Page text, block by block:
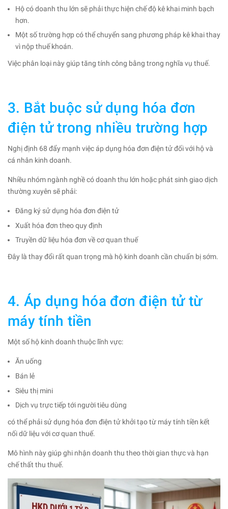
Hộ có doanh thu lớn sẽ phải thực hiện chế độ kê khai minh bạch
hơn.
Một số trường hợp có thể chuyển sang phương pháp kê khai thay
vì nộp thuế khoán.
Việc phân loại này giúp tăng tính công bằng trong nghĩa vụ thuế.
3. Bắt buộc sử dụng hóa đơn
điện tử trong nhiều trường hợp
Nghị định 68 đẩy mạnh việc áp dụng hóa đơn điện tử đối với hộ và
cá nhân kinh doanh.
Nhiều nhóm ngành nghề có doanh thu lớn hoặc phát sinh giao dịch
thường xuyên sẽ phải:
Đăng ký sử dụng hóa đơn điện tử
Xuất hóa đơn theo quy định
Truyền dữ liệu hóa đơn về cơ quan thuế
Đây là thay đổi rất quan trọng mà hộ kinh doanh cần chuẩn bị sớm.
4. Áp dụng hóa đơn điện tử từ
máy tính tiền
Một số hộ kinh doanh thuộc lĩnh vực:
Ăn uống
Bán lẻ
Siêu thị mini
Dịch vụ trực tiếp tới người tiêu dùng
có thể phải sử dụng hóa đơn điện tử khởi tạo từ máy tính tiền kết
nối dữ liệu với cơ quan thuế.
Mô hình này giúp ghi nhận doanh thu theo thời gian thực và hạn
chế thất thu thuế.